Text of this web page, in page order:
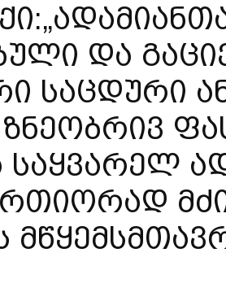
და
საცდური
ზნეობრივ